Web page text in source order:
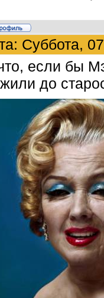
Суббота,
если бы
до